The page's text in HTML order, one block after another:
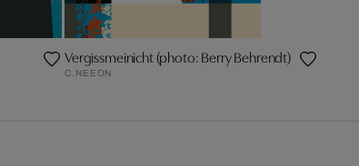
Vergissmeinicht (photo: Berry Behrendt)
C.NEEON